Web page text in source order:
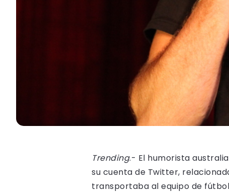
Trending.- El humorista
su cuenta de Twitter,
transportaba al equipo de